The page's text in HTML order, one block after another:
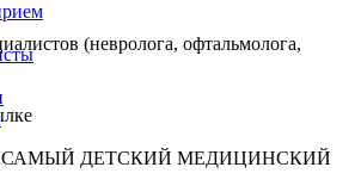
(невролога, офтальмолога,
САМЫЙ ДЕТСКИЙ МЕДИЦИНСКИЙ